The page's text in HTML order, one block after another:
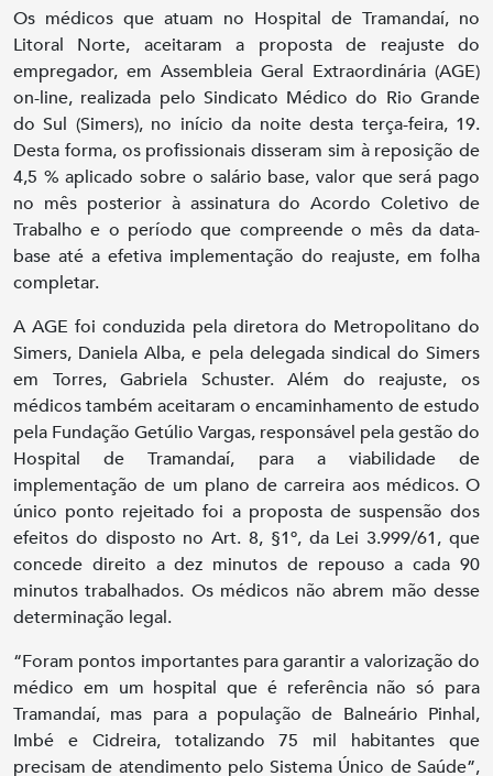
Os médicos que atuam no Hospital de Tramandaí, no
Litoral Norte, aceitaram a proposta de reajuste do
empregador, em Assembleia Geral Extraordinária (AGE)
on-line, realizada pelo Sindicato Médico do Rio Grande
do Sul (Simers), no início da noite desta terça-feira, 19.
Desta forma, os profissionais disseram sim à reposição de
4,5 % aplicado sobre o salário base, valor que será pago
no mês posterior à assinatura do Acordo Coletivo de
Trabalho e o período que compreende o mês da data-
base até a efetiva implementação do reajuste, em folha
completar.
A AGE foi conduzida pela diretora do Metropolitano do
Simers, Daniela Alba, e pela delegada sindical do Simers
em Torres, Gabriela Schuster. Além do reajuste, os
médicos também aceitaram o encaminhamento de estudo
pela Fundação Getúlio Vargas, responsável pela gestão do
Hospital de Tramandaí, para a viabilidade de
implementação de um plano de carreira aos médicos. O
único ponto rejeitado foi a proposta de suspensão dos
efeitos do disposto no Art. 8, §1º, da Lei 3.999/61, que
concede direito a dez minutos de repouso a cada 90
minutos trabalhados. Os médicos não abrem mão desse
determinação legal.
“Foram pontos importantes para garantir a valorização do
médico em um hospital que é referência não só para
Tramandaí, mas para a população de Balneário Pinhal,
Imbé e Cidreira, totalizando 75 mil habitantes que
precisam de atendimento pelo Sistema Único de Saúde”,